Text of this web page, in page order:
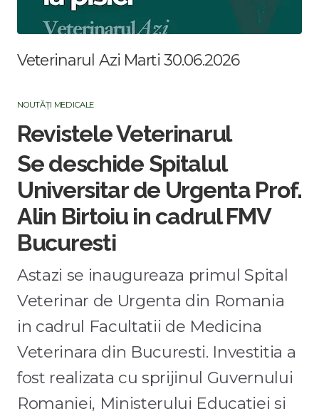
Veterinarul Azi Marti 30.06.2026
NOUTĂȚI MEDICALE
Revistele Veterinarul
Se deschide Spitalul
Universitar de Urgenta Prof.
Alin Birtoiu in cadrul FMV
Bucuresti
Astazi se inaugureaza primul Spital
Veterinar de Urgenta din Romania
in cadrul Facultatii de Medicina
Veterinara din Bucuresti. Investitia a
fost realizata cu sprijinul Guvernului
Romaniei, Ministerului Educatiei si